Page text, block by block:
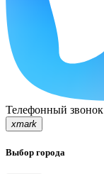
Телефонный звонок
xmark
Выбор города